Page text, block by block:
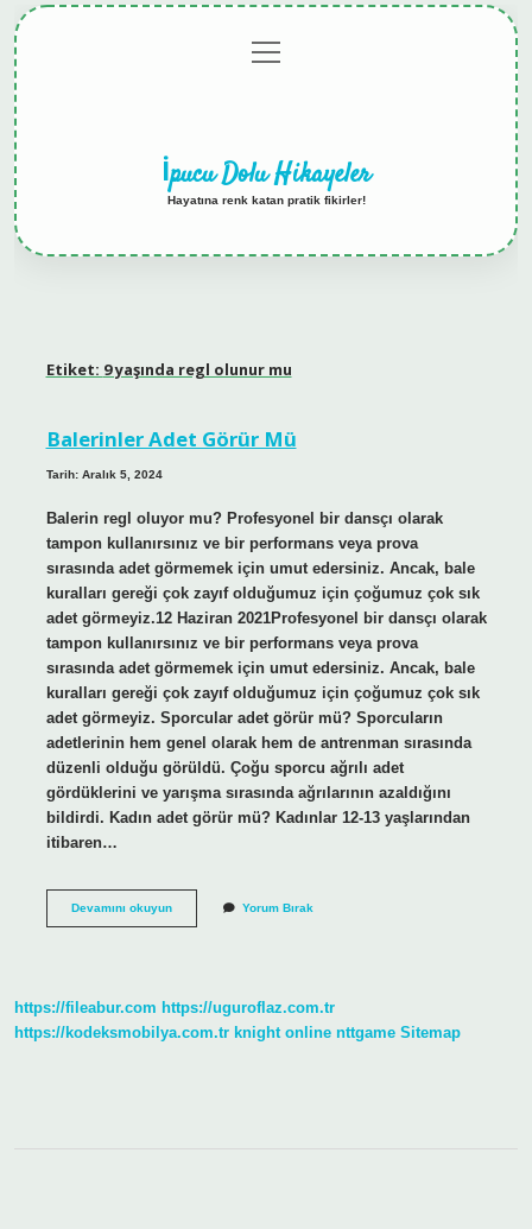
menüyü
aç
İpucu Dolu Hikayeler
Hayatına renk katan pratik fikirler!
Etiket: 9 yaşında regl olunur mu
Balerinler Adet Görür Mü
Tarih: Aralık 5, 2024
Balerin regl oluyor mu? Profesyonel bir dansçı olarak
tampon kullanırsınız ve bir performans veya prova
sırasında adet görmemek için umut edersiniz. Ancak, bale
kuralları gereği çok zayıf olduğumuz için çoğumuz çok sık
adet görmeyiz.12 Haziran 2021Profesyonel bir dansçı olarak
tampon kullanırsınız ve bir performans veya prova
sırasında adet görmemek için umut edersiniz. Ancak, bale
kuralları gereği çok zayıf olduğumuz için çoğumuz çok sık
adet görmeyiz. Sporcular adet görür mü? Sporcuların
adetlerinin hem genel olarak hem de antrenman sırasında
düzenli olduğu görüldü. Çoğu sporcu ağrılı adet
gördüklerini ve yarışma sırasında ağrılarının azaldığını
bildirdi. Kadın adet görür mü? Kadınlar 12-13 yaşlarından
itibaren…
Devamını okuyunBalerinler
Yorum Bırak
https://fileabur.com https://uguroflaz.com.tr
https://kodeksmobilya.com.tr knight online nttgame Sitemap